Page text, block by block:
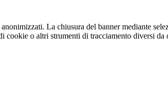
La chiusura del banner mediante
cookie o altri strumenti di tracciamento diversi da